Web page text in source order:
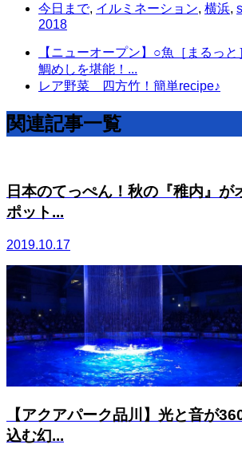
今日まで, イルミネーション, 横浜,
2018
【ニューオープン】○魚［まるっ
鯛めしを堪能！...
レア野菜 四方竹！簡単recipe♪
関連記事一覧
日本のてっぺん！秋の『稚内』が
ポット...
2019.10.17
【アクアパーク品川】光と音が
込む幻...